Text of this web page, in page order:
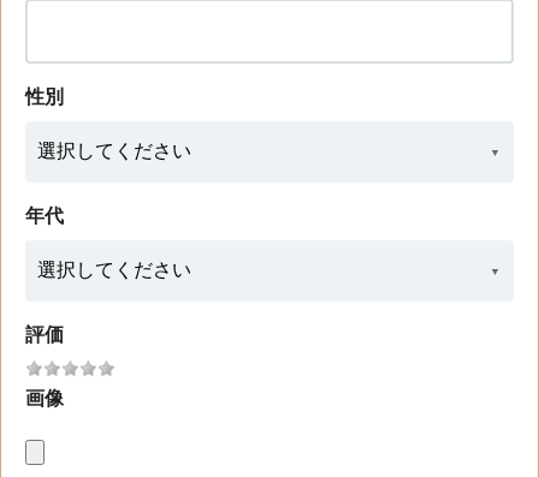
性別
年代
評価
画像